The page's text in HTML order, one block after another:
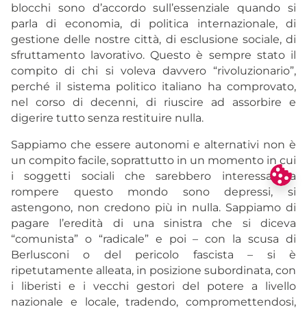
blocchi sono d’accordo sull’essenziale quando si
parla di economia, di politica internazionale, di
gestione delle nostre città, di esclusione sociale, di
sfruttamento lavorativo. Questo è sempre stato il
compito di chi si voleva davvero “rivoluzionario”,
perché il sistema politico italiano ha comprovato,
nel corso di decenni, di riuscire ad assorbire e
digerire tutto senza restituire nulla.
Sappiamo che essere autonomi e alternativi non è
un compito facile, soprattutto in un momento in cui
i soggetti sociali che sarebbero interessati a
rompere questo mondo sono depressi, si
astengono, non credono più in nulla. Sappiamo di
pagare l’eredità di una sinistra che si diceva
“comunista” o “radicale” e poi – con la scusa di
Berlusconi o del pericolo fascista – si è
ripetutamente alleata, in posizione subordinata, con
i liberisti e i vecchi gestori del potere a livello
nazionale e locale, tradendo, compromettendosi,